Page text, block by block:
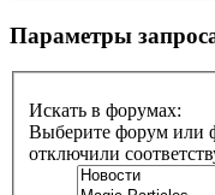
Параметры
Искать в форумах:
Выберите форум или
отключили